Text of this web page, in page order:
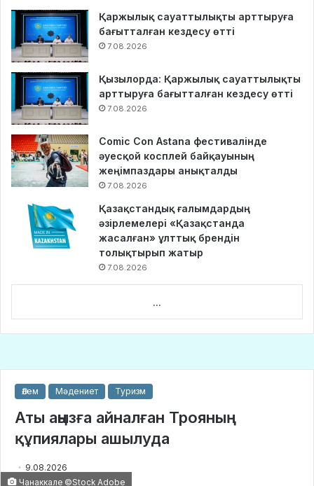
Қаржылық сауаттылықты арттыруға
бағытталған кездесу өтті
7.08.2026
Қызылорда: Қаржылық сауаттылықты
арттыруға бағытталған кездесу өтті
7.08.2026
Comic Con Astana фестивалінде
әуесқой косплей байқауының
жеңімпаздары анықталды
7.08.2026
Қазақстандық ғалымдардың
әзірлемелері «Қазақстанда
жасалған» ұлттық брендін
толықтырып жатыр
7.08.2026
...